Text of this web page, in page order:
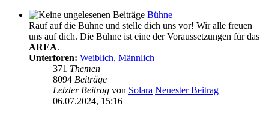
Bühne
Rauf auf die Bühne und stelle dich uns vor! Wir alle freuen
uns auf dich. Die Bühne ist eine der Voraussetzungen für das
AREA.
Unterforen: Weiblich, Männlich
371 Themen
8094 Beiträge
Letzter Beitrag von Solara Neuester Beitrag
06.07.2024, 15:16